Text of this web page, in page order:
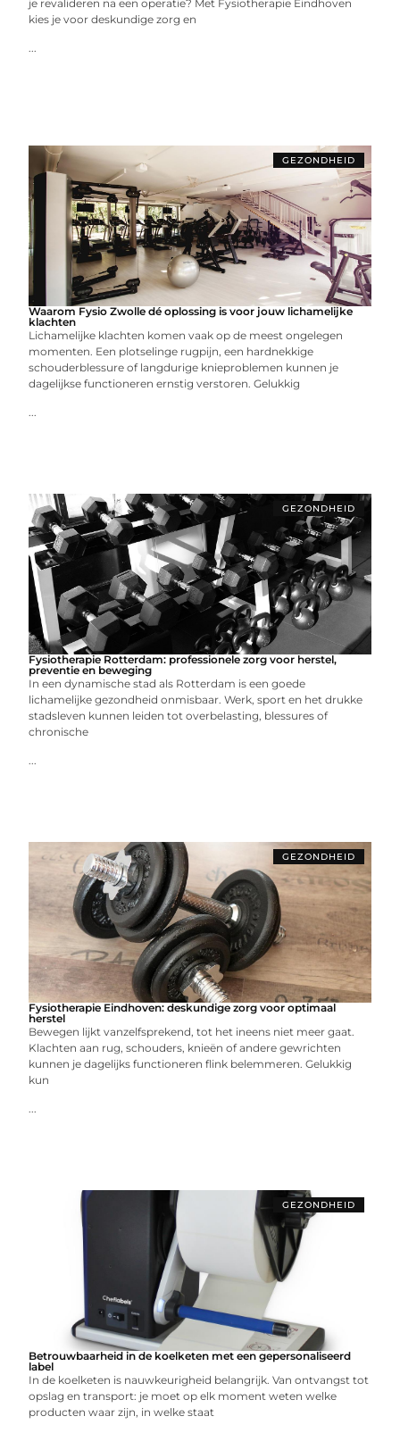
je revalideren na een operatie? Met Fysiotherapie Eindhoven
kies je voor deskundige zorg en
...
GEZONDHEID
Waarom Fysio Zwolle dé oplossing is voor jouw lichamelijke
klachten
Lichamelijke klachten komen vaak op de meest ongelegen
momenten. Een plotselinge rugpijn, een hardnekkige
schouderblessure of langdurige knieproblemen kunnen je
dagelijkse functioneren ernstig verstoren. Gelukkig
...
GEZONDHEID
Fysiotherapie Rotterdam: professionele zorg voor herstel,
preventie en beweging
In een dynamische stad als Rotterdam is een goede
lichamelijke gezondheid onmisbaar. Werk, sport en het drukke
stadsleven kunnen leiden tot overbelasting, blessures of
chronische
...
GEZONDHEID
Fysiotherapie Eindhoven: deskundige zorg voor optimaal
herstel
Bewegen lijkt vanzelfsprekend, tot het ineens niet meer gaat.
Klachten aan rug, schouders, knieën of andere gewrichten
kunnen je dagelijks functioneren flink belemmeren. Gelukkig
kun
...
GEZONDHEID
Betrouwbaarheid in de koelketen met een gepersonaliseerd
label
In de koelketen is nauwkeurigheid belangrijk. Van ontvangst tot
opslag en transport: je moet op elk moment weten welke
producten waar zijn, in welke staat